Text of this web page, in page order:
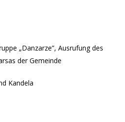
„Danzarze”, Ausrufung des
der Gemeinde
Kandela